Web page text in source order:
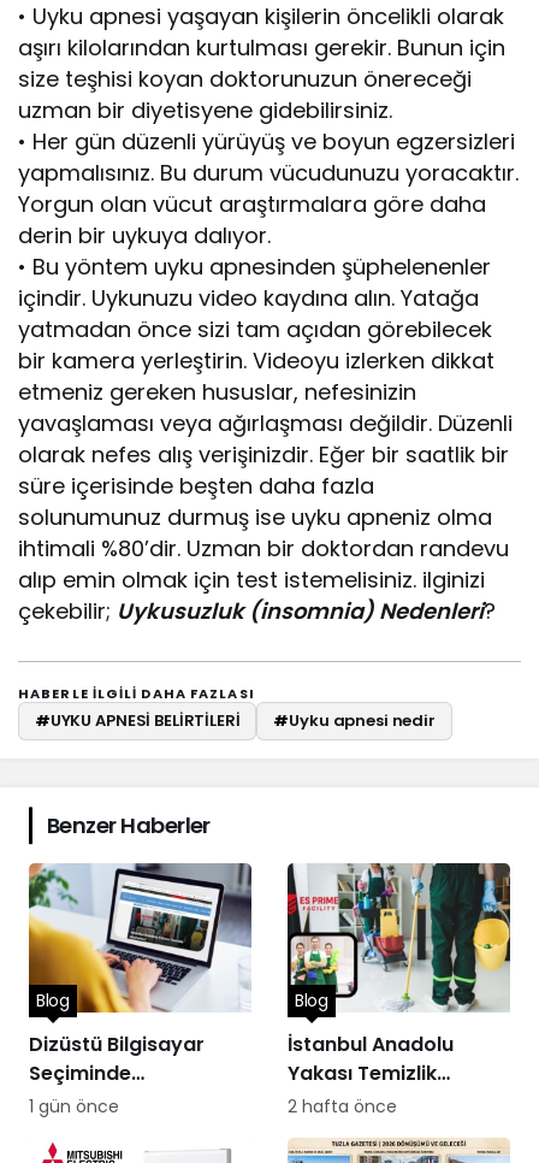
• Uyku apnesi yaşayan kişilerin öncelikli olarak
aşırı kilolarından kurtulması gerekir. Bunun için
size teşhisi koyan doktorunuzun önereceği
uzman bir diyetisyene gidebilirsiniz.
• Her gün düzenli yürüyüş ve boyun egzersizleri
yapmalısınız. Bu durum vücudunuzu yoracaktır.
Yorgun olan vücut araştırmalara göre daha
derin bir uykuya dalıyor.
• Bu yöntem uyku apnesinden şüphelenenler
içindir. Uykunuzu video kaydına alın. Yatağa
yatmadan önce sizi tam açıdan görebilecek
bir kamera yerleştirin. Videoyu izlerken dikkat
etmeniz gereken hususlar, nefesinizin
yavaşlaması veya ağırlaşması değildir. Düzenli
olarak nefes alış verişinizdir. Eğer bir saatlik bir
süre içerisinde beşten daha fazla
solunumunuz durmuş ise uyku apneniz olma
ihtimali %80’dir. Uzman bir doktordan randevu
alıp emin olmak için test istemelisiniz. ilginizi
çekebilir; Uykusuzluk (insomnia) Nedenleri?
HABERLE ILGILI DAHA FAZLASI
#UYKU APNESİ BELİRTİLERİ #Uyku apnesi nedir
Benzer Haberler
Dizüstü Bilgisayar
Seçiminde
Performans
Blog
1 gün önce
İstanbul Anadolu
Yakası Temizlik
Hizmetleri
Blog
2 hafta önce